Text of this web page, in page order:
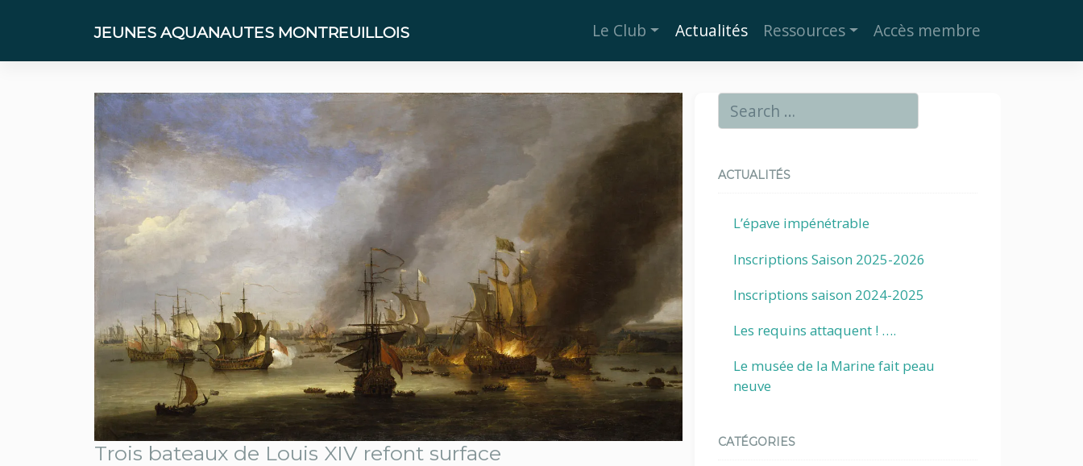
JEUNES AQUANAUTES MONTREUILLOIS Le Club Actualités Ressources Accès membre
Trois bateaux de Louis XIV refont surface
ACTUALITÉS
L’épave impénétrable
Inscriptions Saison 2025-2026
Inscriptions saison 2024-2025
Les requins attaquent ! ….
Le musée de la Marine fait peau
neuve
CATÉGORIES